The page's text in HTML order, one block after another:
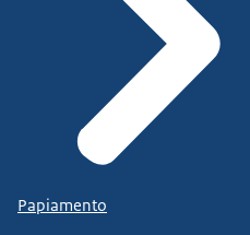
Papiamento